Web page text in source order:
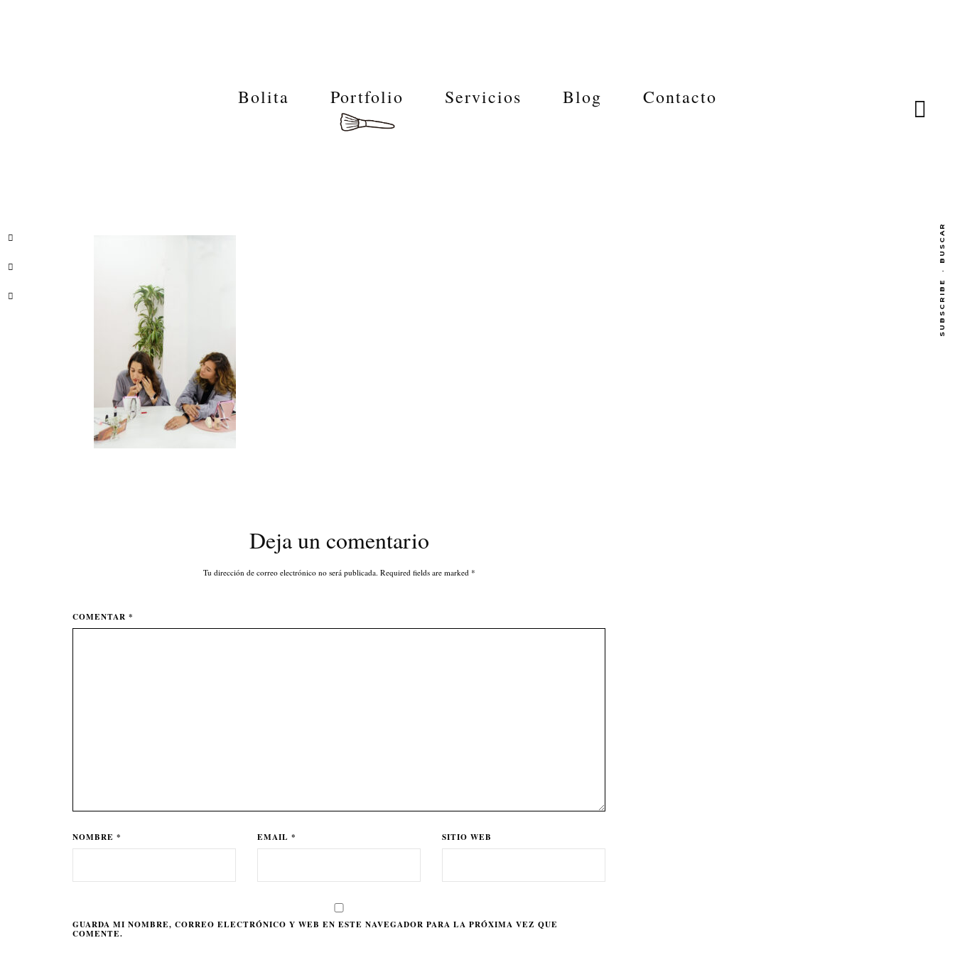
Bolita Portfolio Servicios Blog Contacto
Deja un comentario
Tu dirección de correo electrónico no será publicada. Required fields are marked *
COMENTAR *
NOMBRE * EMAIL * SITIO WEB
GUARDA MI NOMBRE, CORREO ELECTRÓNICO Y WEB EN ESTE NAVEGADOR PARA LA PRÓXIMA VEZ QUE
COMENTE.
BUSCAR
SUBSCRIBE
·